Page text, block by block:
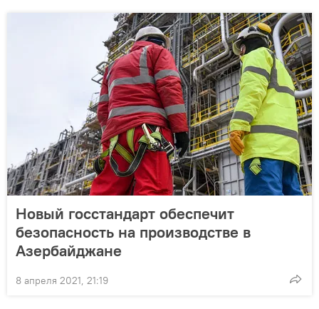
Новый госстандарт обеспечит
безопасность на производстве в
Азербайджане
8 апреля 2021, 21:19